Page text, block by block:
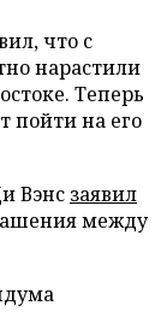
что с
нарастили
Теперь
пойти на его
Вэнс заявил
между